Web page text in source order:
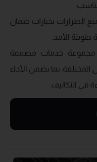
الطرازات بخيارات ضمان
طويلة الأمد.
مجموعة خدمات مصممة
المختلفة، بما يضمن الأداء
في التكاليف.